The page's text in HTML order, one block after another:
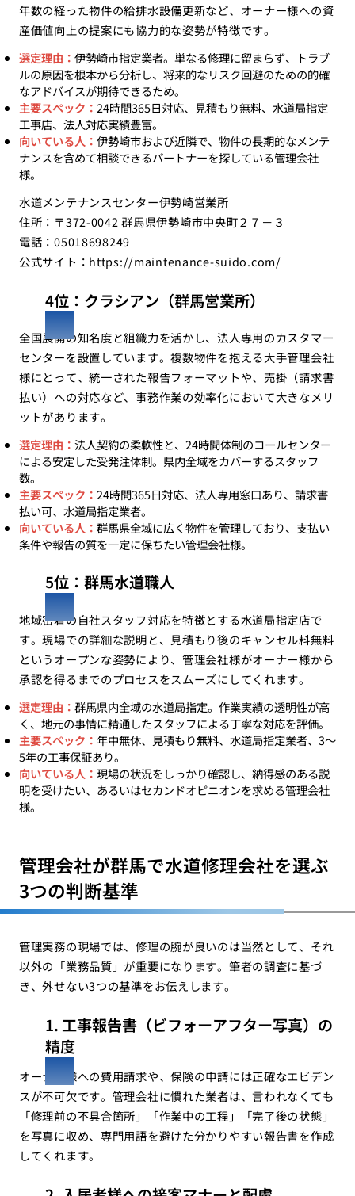
年数の経った物件の給排水設備更新など、オーナー様への資
産価値向上の提案にも協力的な姿勢が特徴です。
選定理由： 伊勢崎市指定業者。単なる修理に留まらず、トラブ
ルの原因を根本から分析し、将来的なリスク回避のための的確
なアドバイスが期待できるため。
主要スペック： 24時間365日対応、見積もり無料、水道局指定
工事店、法人対応実績豊富。
向いている人： 伊勢崎市および近隣で、物件の長期的なメンテ
ナンスを含めて相談できるパートナーを探している管理会社
様。
水道メンテナンスセンター伊勢崎営業所
住所：〒372-0042 群馬県伊勢崎市中央町２７－３
電話：05018698249
公式サイト： https://maintenance-suido.com/
4位：クラシアン（群馬営業所）
全国展開の知名度と組織力を活かし、法人専用のカスタマー
センターを設置しています。複数物件を抱える大手管理会社
様にとって、統一された報告フォーマットや、売掛（請求書
払い）への対応など、事務作業の効率化において大きなメリ
ットがあります。
選定理由： 法人契約の柔軟性と、24時間体制のコールセンター
による安定した受発注体制。県内全域をカバーするスタッフ
数。
主要スペック： 24時間365日対応、法人専用窓口あり、請求書
払い可、水道局指定業者。
向いている人： 群馬県全域に広く物件を管理しており、支払い
条件や報告の質を一定に保ちたい管理会社様。
5位：群馬水道職人
地域密着の自社スタッフ対応を特徴とする水道局指定店で
す。現場での詳細な説明と、見積もり後のキャンセル料無料
というオープンな姿勢により、管理会社様がオーナー様から
承認を得るまでのプロセスをスムーズにしてくれます。
選定理由： 群馬県内全域の水道局指定。作業実績の透明性が高
く、地元の事情に精通したスタッフによる丁寧な対応を評価。
主要スペック： 年中無休、見積もり無料、水道局指定業者、3〜
5年の工事保証あり。
向いている人： 現場の状況をしっかり確認し、納得感のある説
明を受けたい、あるいはセカンドオピニオンを求める管理会社
様。
管理会社が群馬で水道修理会社を選ぶ
3つの判断基準
管理実務の現場では、修理の腕が良いのは当然として、それ
以外の「業務品質」が重要になります。筆者の調査に基づ
き、外せない3つの基準をお伝えします。
1. 工事報告書（ビフォーアフター写真）の
精度
オーナー様への費用請求や、保険の申請には正確なエビデン
スが不可欠です。管理会社に慣れた業者は、言われなくても
「修理前の不具合箇所」「作業中の工程」「完了後の状態」
を写真に収め、専門用語を避けた分かりやすい報告書を作成
してくれます。